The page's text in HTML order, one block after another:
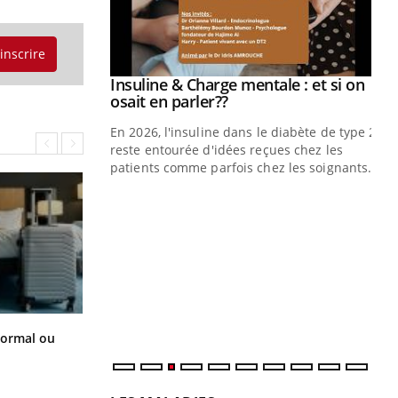
ou
pour
mental ou
de la
Youtube
Insuline & Charge mentale : et si on
osait en parler??Youtube
En 2026, l'insuline dans le diabète de type 2
reste entourée d'idées reçues chez les
patients comme parfois chez les soignants.